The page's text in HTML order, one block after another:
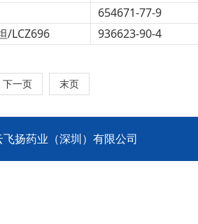
654671-77-9
/LCZ696 936623-90-4
下一页 末页
扬药业（深圳）有限公司